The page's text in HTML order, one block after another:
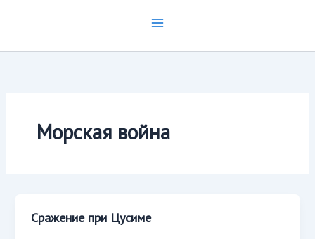
Морская война
Сражение при Цусиме